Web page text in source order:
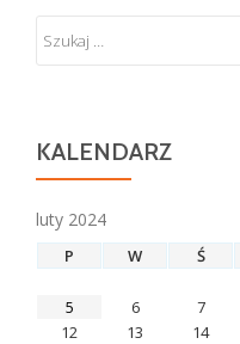
KALENDARZ
luty 2024
P W Ś
5
6 7
12
13 14